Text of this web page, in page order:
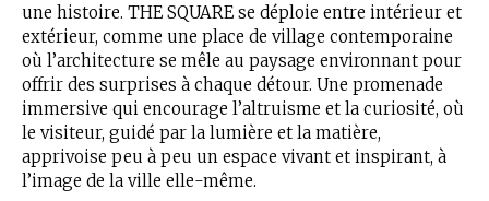
une histoire. THE SQUARE se déploie entre intérieur et
extérieur, comme une place de village contemporaine
où l’architecture se mêle au paysage environnant pour
offrir des surprises à chaque détour. Une promenade
immersive qui encourage l’altruisme et la curiosité, où
le visiteur, guidé par la lumière et la matière,
apprivoise peu à peu un espace vivant et inspirant, à
l’image de la ville elle-même.